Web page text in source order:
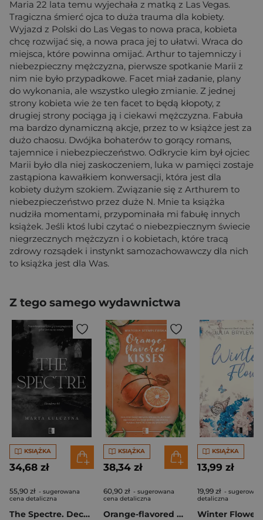
Maria 22 lata temu wyjechała z matką z Las Vegas.
Tragiczna śmierć ojca to duża trauma dla kobiety.
Wyjazd z Polski do Las Vegas to nowa praca, kobieta
chcę rozwijać się, a nowa praca jej to ułatwi. Wraca do
miejsca, które powinna omijać. Arthur to tajemniczy i
niebezpieczny mężczyzna, pierwsze spotkanie Marii z
nim nie było przypadkowe. Facet miał zadanie, plany
do wykonania, ale wszystko uległo zmianie. Z jednej
strony kobieta wie że ten facet to będą kłopoty, z
drugiej strony pociąga ją i ciekawi mężczyzna. Fabuła
ma bardzo dynamiczną akcje, przez to w książce jest za
dużo chaosu. Dwójka bohaterów to gorący romans,
tajemnice i niebezpieczeństwo. Odkrycie kim był ojciec
Marii było dla niej zaskoczeniem, luka w pamięci zostaje
zastąpiona kawałkiem konwersacji, która jest dla
kobiety dużym szokiem. Związanie się z Arthurem to
niebezpieczeństwo przez duże N. Mnie ta książka
nudziła momentami, przypominała mi fabułę innych
książek. Jeśli ktoś lubi czytać o niebezpiecznym świecie
niegrzecznych mężczyzn i o kobietach, które tracą
zdrowy rozsądek i instynkt samozachowawczy dla nich
to książka jest dla Was.
Z tego samego wydawnictwa
KSIĄŻKA
34,68 zł
55,90 zł - sugerowana
cena detaliczna
The Spectre. Decadence. Tom 4
KSIĄŻKA
38,34 zł
60,90 zł - sugerowana
cena detaliczna
Orange-flavored Kisses
KSIĄŻKA
13,99 zł
19,99 zł -
detaliczna